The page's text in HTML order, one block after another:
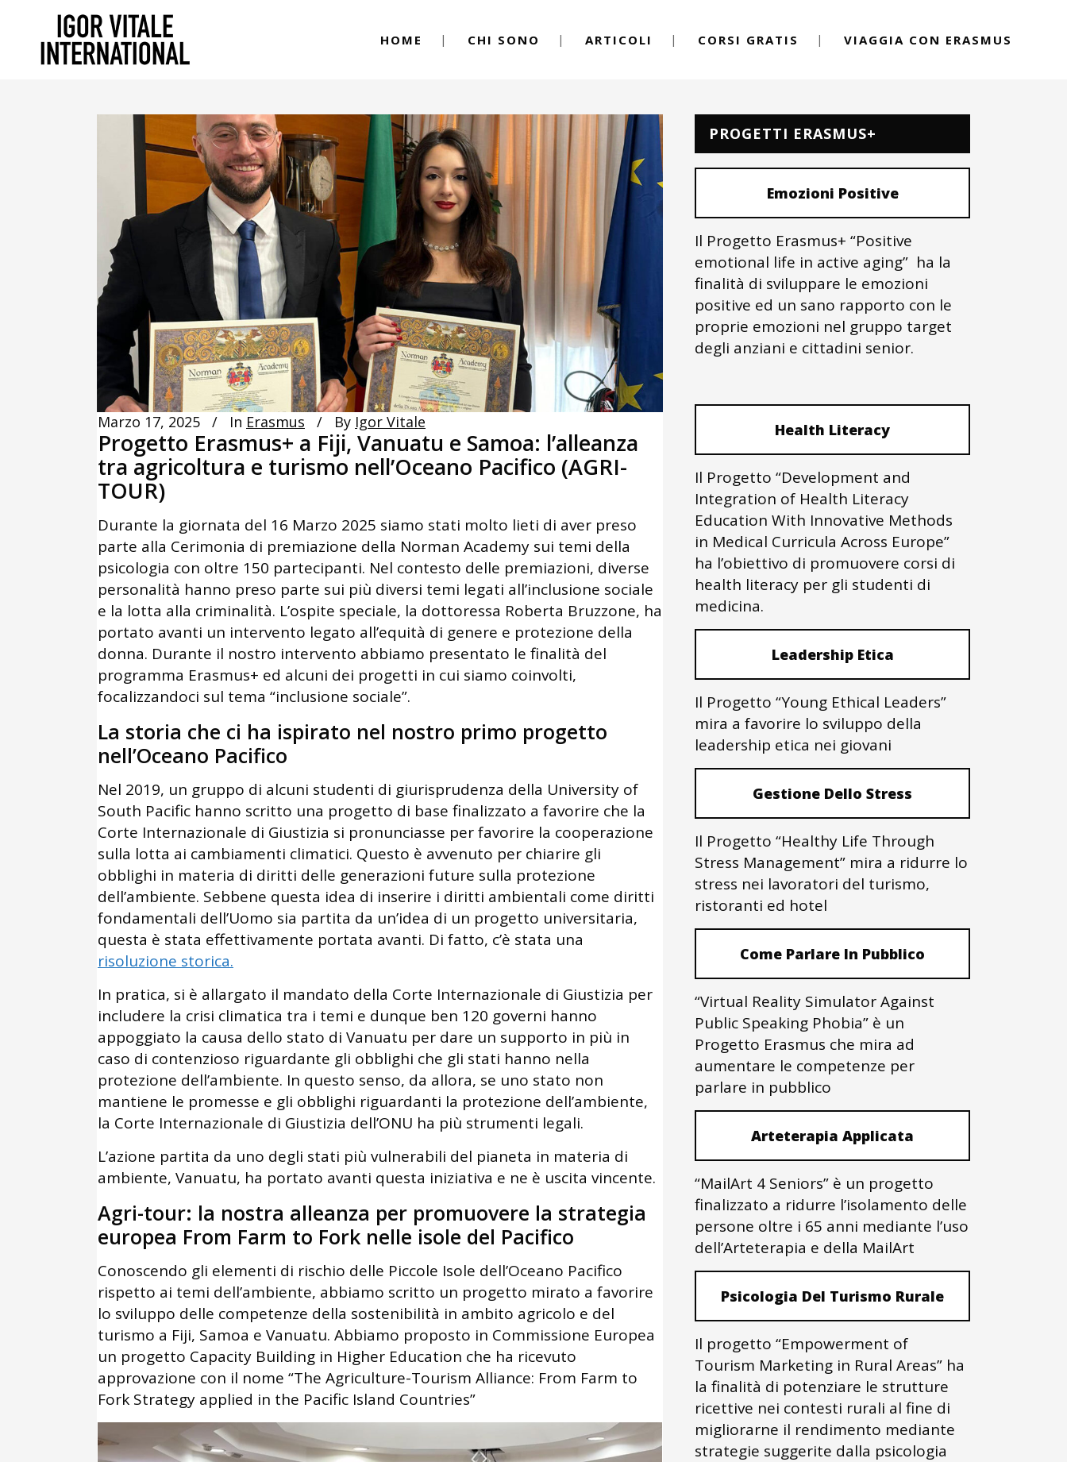
HOME CHI SONO ARTICOLI CORSI GRATIS VIAGGIA CON ERASMUS
Marzo 17, 2025 In Erasmus By Igor Vitale
Progetto Erasmus+ a Fiji, Vanuatu e Samoa: l’alleanza
tra agricoltura e turismo nell’Oceano Pacifico (AGRI-
TOUR)
Durante la giornata del 16 Marzo 2025 siamo stati molto lieti di aver preso
parte alla Cerimonia di premiazione della Norman Academy sui temi della
psicologia con oltre 150 partecipanti. Nel contesto delle premiazioni, diverse
personalità hanno preso parte sui più diversi temi legati all’inclusione sociale
e la lotta alla criminalità. L’ospite speciale, la dottoressa Roberta Bruzzone, ha
portato avanti un intervento legato all’equità di genere e protezione della
donna. Durante il nostro intervento abbiamo presentato le finalità del
programma Erasmus+ ed alcuni dei progetti in cui siamo coinvolti,
focalizzandoci sul tema “inclusione sociale”.
La storia che ci ha ispirato nel nostro primo progetto
nell’Oceano Pacifico
Nel 2019, un gruppo di alcuni studenti di giurisprudenza della University of
South Pacific hanno scritto una progetto di base finalizzato a favorire che la
Corte Internazionale di Giustizia si pronunciasse per favorire la cooperazione
sulla lotta ai cambiamenti climatici. Questo è avvenuto per chiarire gli
obblighi in materia di diritti delle generazioni future sulla protezione
dell’ambiente. Sebbene questa idea di inserire i diritti ambientali come diritti
fondamentali dell’Uomo sia partita da un’idea di un progetto universitaria,
questa è stata effettivamente portata avanti. Di fatto, c’è stata una
risoluzione storica.
In pratica, si è allargato il mandato della Corte Internazionale di Giustizia per
includere la crisi climatica tra i temi e dunque ben 120 governi hanno
appoggiato la causa dello stato di Vanuatu per dare un supporto in più in
caso di contenzioso riguardante gli obblighi che gli stati hanno nella
protezione dell’ambiente. In questo senso, da allora, se uno stato non
mantiene le promesse e gli obblighi riguardanti la protezione dell’ambiente,
la Corte Internazionale di Giustizia dell’ONU ha più strumenti legali.
L’azione partita da uno degli stati più vulnerabili del pianeta in materia di
ambiente, Vanuatu, ha portato avanti questa iniziativa e ne è uscita vincente.
Agri-tour: la nostra alleanza per promuovere la strategia
europea From Farm to Fork nelle isole del Pacifico
Conoscendo gli elementi di rischio delle Piccole Isole dell’Oceano Pacifico
rispetto ai temi dell’ambiente, abbiamo scritto un progetto mirato a favorire
lo sviluppo delle competenze della sostenibilità in ambito agricolo e del
turismo a Fiji, Samoa e Vanuatu. Abbiamo proposto in Commissione Europea
un progetto Capacity Building in Higher Education che ha ricevuto
approvazione con il nome “The Agriculture-Tourism Alliance: From Farm to
Fork Strategy applied in the Pacific Island Countries”
PROGETTI ERASMUS+
Emozioni Positive
Il Progetto Erasmus+ “Positive
emotional life in active aging” ha la
finalità di sviluppare le emozioni
positive ed un sano rapporto con le
proprie emozioni nel gruppo target
degli anziani e cittadini senior.
Health Literacy
Il Progetto “Development and
Integration of Health Literacy
Education With Innovative Methods
in Medical Curricula Across Europe”
ha l’obiettivo di promuovere corsi di
health literacy per gli studenti di
medicina.
Leadership Etica
Il Progetto “Young Ethical Leaders”
mira a favorire lo sviluppo della
leadership etica nei giovani
Gestione Dello Stress
Il Progetto “Healthy Life Through
Stress Management” mira a ridurre lo
stress nei lavoratori del turismo,
ristoranti ed hotel
Come Parlare In Pubblico
“Virtual Reality Simulator Against
Public Speaking Phobia” è un
Progetto Erasmus che mira ad
aumentare le competenze per
parlare in pubblico
Arteterapia Applicata
“MailArt 4 Seniors” è un progetto
finalizzato a ridurre l’isolamento delle
persone oltre i 65 anni mediante l’uso
dell’Arteterapia e della MailArt
Psicologia Del Turismo Rurale
Il progetto “Empowerment of
Tourism Marketing in Rural Areas” ha
la finalità di potenziare le strutture
ricettive nei contesti rurali al fine di
migliorarne il rendimento mediante
strategie suggerite dalla psicologia